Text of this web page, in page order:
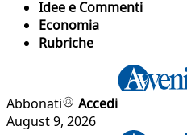
Idee e Commenti
Economia
Rubriche
Abbonati
Accedi
August 9, 2026